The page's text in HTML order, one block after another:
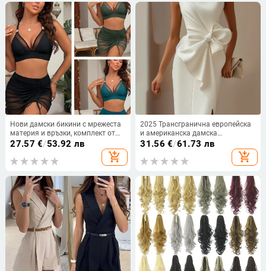
Нови дамски бикини с мрежеста
материя и връзки, комплект от
три части, европейски стил
27.57 €/53.92 лв
add_shopping_cart
2025 Трансгранична европейска
и американска дамска
независима рокля с панделка,
декоративна рокля, рокля, къса
пола, жилетки
31.56 €/61.73 лв
add_shopping_cart